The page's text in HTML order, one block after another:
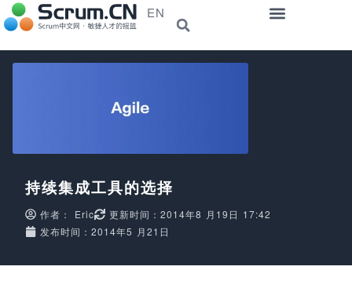
EN
持续集成工具的选择
作者： Eric
更新时间：2014年8 月19日 17:42
发布时间：2014年5 月21日